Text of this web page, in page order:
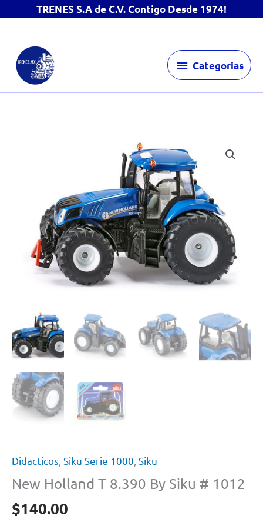
TRENES S.A de C.V. Contigo Desde 1974!
contenido
Categorias
Categorias
Didacticos Siku Serie 1000 Siku
New Holland T 8.390 By Siku # 1012
$140.00